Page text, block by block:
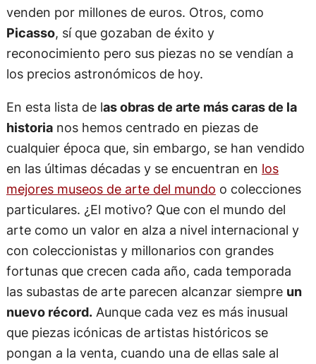
venden por millones de euros. Otros, como
Picasso, sí que gozaban de éxito y
reconocimiento pero sus piezas no se vendían a
los precios astronómicos de hoy.
En esta lista de las obras de arte más caras de la
historianos hemos centrado en piezas de
cualquier época que, sin embargo, se han vendido
en las últimas décadas y se encuentran en los
mejores museos de arte del mundo o colecciones
particulares. ¿El motivo? Que con el mundo del
arte como un valor en alza a nivel internacional y
con coleccionistas y millonarios con grandes
fortunas que crecen cada año, cada temporada
las subastas de arte parecen alcanzar siempre un
nuevo récord.Aunque cada vez es más inusual
que piezas icónicas de artistas históricos se
pongan a la venta, cuando una de ellas sale al